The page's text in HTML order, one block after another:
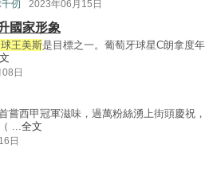
仞 2023年06月15日
國家形象
王美斯是目標之一。葡萄牙球星C朗拿度
日
嘗西甲冠軍滋味，過萬粉絲湧上街頭慶祝
...全文
日